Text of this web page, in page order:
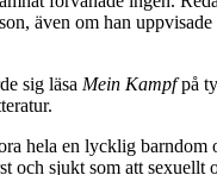
även om han
sig läsa Mein Kampfpå
hela en lycklig barndom
och sjukt som att sexuellt